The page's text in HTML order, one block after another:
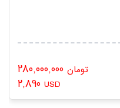
تومان
2,890 USD